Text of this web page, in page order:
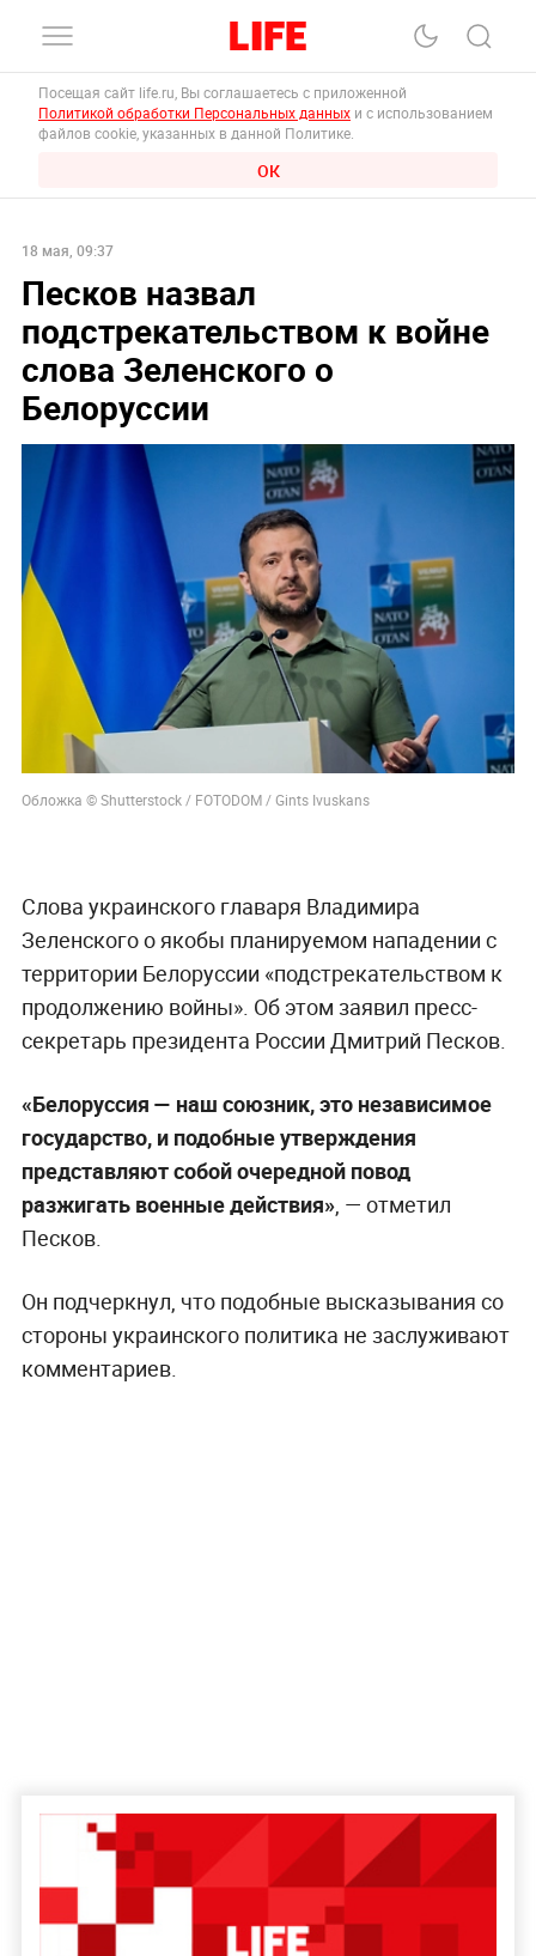
Посещая сайт life.ru, Вы соглашаетесь с приложенной
Политикой обработки Персональных данных и с использованием
файлов cookie, указанных в данной Политике.
ОК
18 мая, 09:37
Песков назвал
подстрекательством к войне
слова Зеленского о
Белоруссии
Обложка © Shutterstock / FOTODOM / Gints Ivuskans
Слова украинского главаря Владимира
Зеленского о якобы планируемом нападении с
территории Белоруссии «подстрекательством к
продолжению войны». Об этом заявил пресс-
секретарь президента России Дмитрий Песков.
«Белоруссия — наш союзник, это независимое
государство, и подобные утверждения
представляют собой очередной повод
разжигать военные действия», — отметил
Песков.
Он подчеркнул, что подобные высказывания со
стороны украинского политика не заслуживают
комментариев.